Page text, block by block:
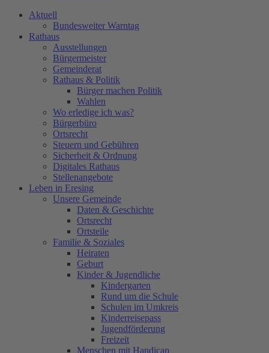
Aktuell
Bundesweiter Warntag
Rathaus
Ausstellungen
Bürgermeister
Gemeinderat
Rathaus & Politik
Bürger machen Politik
Wahlen
Wo erledige ich was?
Bürgerbüro
Ortsrecht
Steuern und Gebühren
Sicherheit & Ordnung
Digitales Rathaus
Stellenangebote
Leben in Eresing
Unsere Gemeinde
Daten & Geschichte
Ortsrecht
Ortsteile
Familie & Soziales
Heiraten
Geburt
Kinder & Jugendliche
Kindergarten
Rund um die Schule
Schulen im Umkreis
Kinderreisepass
Jugendförderung
Freizeit
Menschen mit Handicap